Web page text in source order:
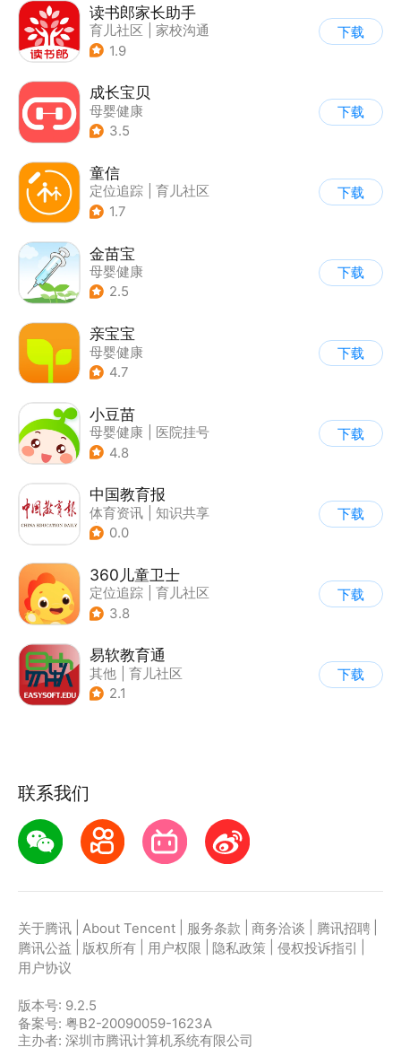
读书郎家长助手
育儿社区
家校沟通
1.9
下载
成长宝贝
母婴健康
3.5
下载
童信
定位追踪
育儿社区
1.7
下载
金苗宝
母婴健康
2.5
下载
亲宝宝
母婴健康
4.7
下载
小豆苗
母婴健康
医院挂号
4.8
下载
中国教育报
体育资讯
知识共享
| 育儿社区
0.0
下载
360儿童卫士
定位追踪
育儿社区
3.8
下载
易软教育通
其他
育儿社区
| 知识共享
2.1
下载
联系我们
关于腾讯 About Tencent 服务条款 商务洽谈 腾讯招聘
腾讯公益
版权所有 用户权限 隐私政策 侵权投诉指引
用户协议
版本号: 9.2.5
备案号: 粤B2-20090059-1623A
主办者: 深圳市腾讯计算机系统有限公司